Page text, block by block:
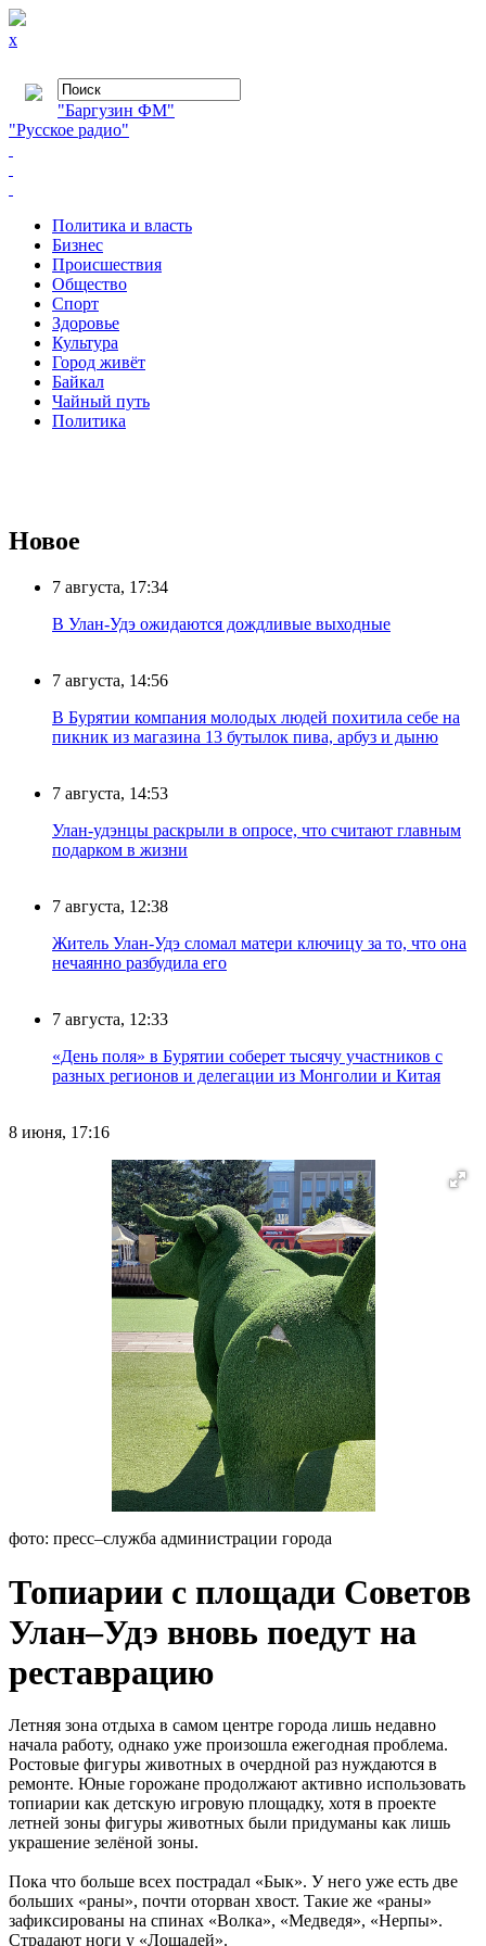
x
"Баргузин ФМ"
"Русское радио"
Политика и власть
Бизнес
Происшествия
Общество
Cпорт
Здоровье
Культура
Город живёт
Байкал
Чайный путь
Политика
Новое
7 августа, 17:34
В Улан-Удэ ожидаются дождливые выходные
7 августа, 14:56
В Бурятии компания молодых людей похитила себе на
пикник из магазина 13 бутылок пива, арбуз и дыню
7 августа, 14:53
Улан-удэнцы раскрыли в опросе, что считают главным
подарком в жизни
7 августа, 12:38
Житель Улан-Удэ сломал матери ключицу за то, что она
нечаянно разбудила его
7 августа, 12:33
«День поля» в Бурятии соберет тысячу участников с
разных регионов и делегации из Монголии и Китая
8 июня, 17:16
фото: пресс–служба администрации города
Топиарии с площади Советов
Улан–Удэ вновь поедут на
реставрацию
Летняя зона отдыха в самом центре города лишь недавно
начала работу, однако уже произошла ежегодная проблема.
Ростовые фигуры животных в очердной раз нуждаются в
ремонте. Юные горожане продолжают активно использовать
топиарии как детскую игровую площадку, хотя в проекте
летней зоны фигуры животных были придуманы как лишь
украшение зелёной зоны.
Пока что больше всех пострадал «Бык». У него уже есть две
больших «раны», почти оторван хвост. Такие же «раны»
зафиксированы на спинах «Волка», «Медведя», «Нерпы».
Страдают ноги у «Лошадей».